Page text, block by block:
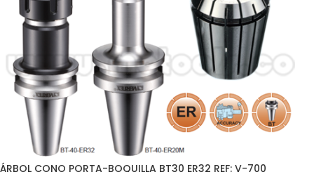
ÁRBOL CONO PORTA-BOQUILLA BT30 ER32 REF: V-700